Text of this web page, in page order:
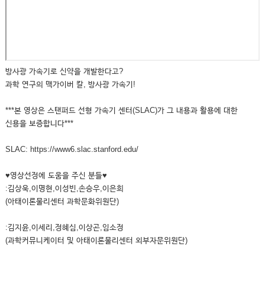
방사광 가속기로 신약을 개발한다고?
과학 연구의 맥가이버 칼, 방사광 가속기!
***본 영상은 스탠퍼드 선형 가속기 센터(SLAC)가 그 내용과 활용에 대한
신용을 보증합니다***
SLAC: https://www6.slac.stanford.edu/
♥영상선정에 도움을 주신 분들♥
:김상욱,이명현,이성빈,손승우,이은희
(아태이론물리센터 과학문화위원단)
:김지윤,이세리,정혜심,이상곤,임소정
(과학커뮤니케이터 및 아태이론물리센터 외부자문위원단)